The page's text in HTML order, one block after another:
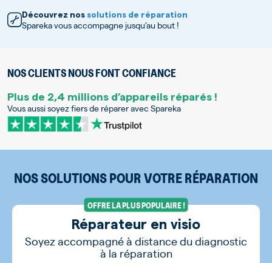
Découvrez nos solutions de réparation
Spareka vous accompagne jusqu’au bout !
NOS CLIENTS NOUS FONT CONFIANCE
Plus de 2,4 millions d’appareils réparés !
Vous aussi soyez fiers de réparer avec Spareka
NOS SOLUTIONS POUR VOTRE RÉPARATION
OFFRE LA PLUS POPULAIRE !
Réparateur en visio
Soyez accompagné à distance du diagnostic
à la réparation